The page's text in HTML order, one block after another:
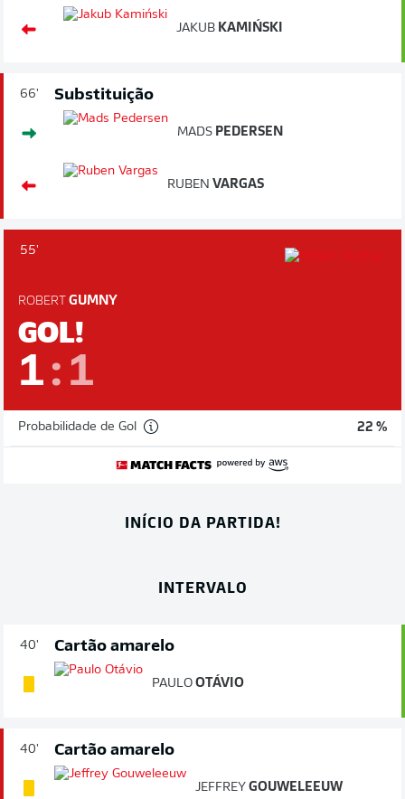
JAKUB KAMIŃSKI
66' Substituição
MADS PEDERSEN
RUBEN VARGAS
55'
ROBERT GUMNY
GOL!
1 : 1
Probabilidade de Gol 22 %
INÍCIO DA PARTIDA!
INTERVALO
40' Cartão amarelo
PAULO OTÁVIO
40' Cartão amarelo
JEFFREY GOUWELEEUW